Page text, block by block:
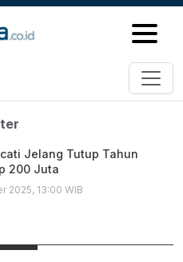
Jelang Tutup Tahun
200 Juta
2025, 13:00 WIB